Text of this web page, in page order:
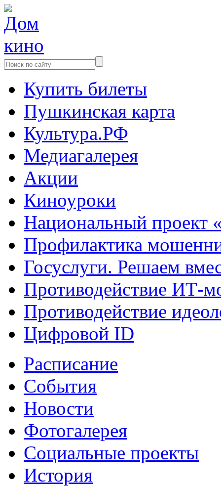
Купить билеты
Пушкинская карта
Культура.РФ
Медиагалерея
Акции
Киноуроки
Национальный проект
Профилактика
Госуслуги. Решаем
Противодействие ИТ-
Противодействие
Цифровой ID
Расписание
События
Новости
Фотогалерея
Социальные проекты
История